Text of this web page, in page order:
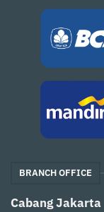
BRANCH OFFICE
Cabang Jakarta